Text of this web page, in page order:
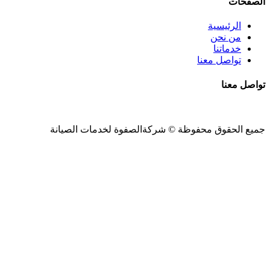
الرئيسية
من نحن
خدماتنا
تواصل معنا
تواصل معنا
جميع الحقوق محفوظة © شركةالصفوة لخدمات الصيانة